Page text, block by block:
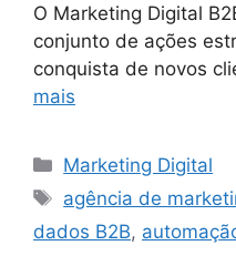
O Marketing Digital
conjunto de ações
conquista de novos
mais
Categorias
Marketing Digital
Tags
agência de
dados B2B,